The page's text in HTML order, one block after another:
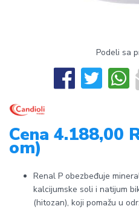
Podeli sa
Cena 4.188,00
om)
Renal P obezbeđuje
kalcijumske soli i natijum
(hitozan), koji pomažu u